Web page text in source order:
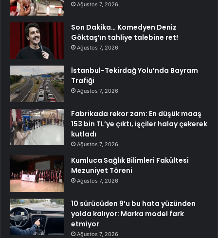
Ağustos 7, 2026
Son Dakika… Komedyen Deniz
Göktaş’ın tahliye talebine ret!
Ağustos 7, 2026
İstanbul-Tekirdağ Yolu’nda Bayram
Trafiği
Ağustos 7, 2026
Fabrikada rekor zam: En düşük maaş
153 bin TL’ye çıktı, işçiler halay çekerek
kutladı
Ağustos 7, 2026
Kumluca Sağlık Bilimleri Fakültesi
Mezuniyet Töreni
Ağustos 7, 2026
10 sürücüden 9’u bu hata yüzünden
yolda kalıyor: Marka model fark
etmiyor
Ağustos 7, 2026